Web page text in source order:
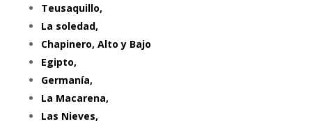
Teusaquillo,
La soledad,
Chapinero, Alto y Bajo
Egipto,
Germanía,
La Macarena,
Las Nieves,